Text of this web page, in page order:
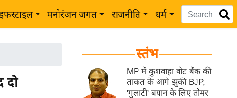
मनोरंजन जगत राजनीति धर्म
दो
स्तंभ
MP में कुशवाहा वोट बैंक की
ताकत के आगे झुकी BJP,
'गुलाटी' बयान के लिए तोमर